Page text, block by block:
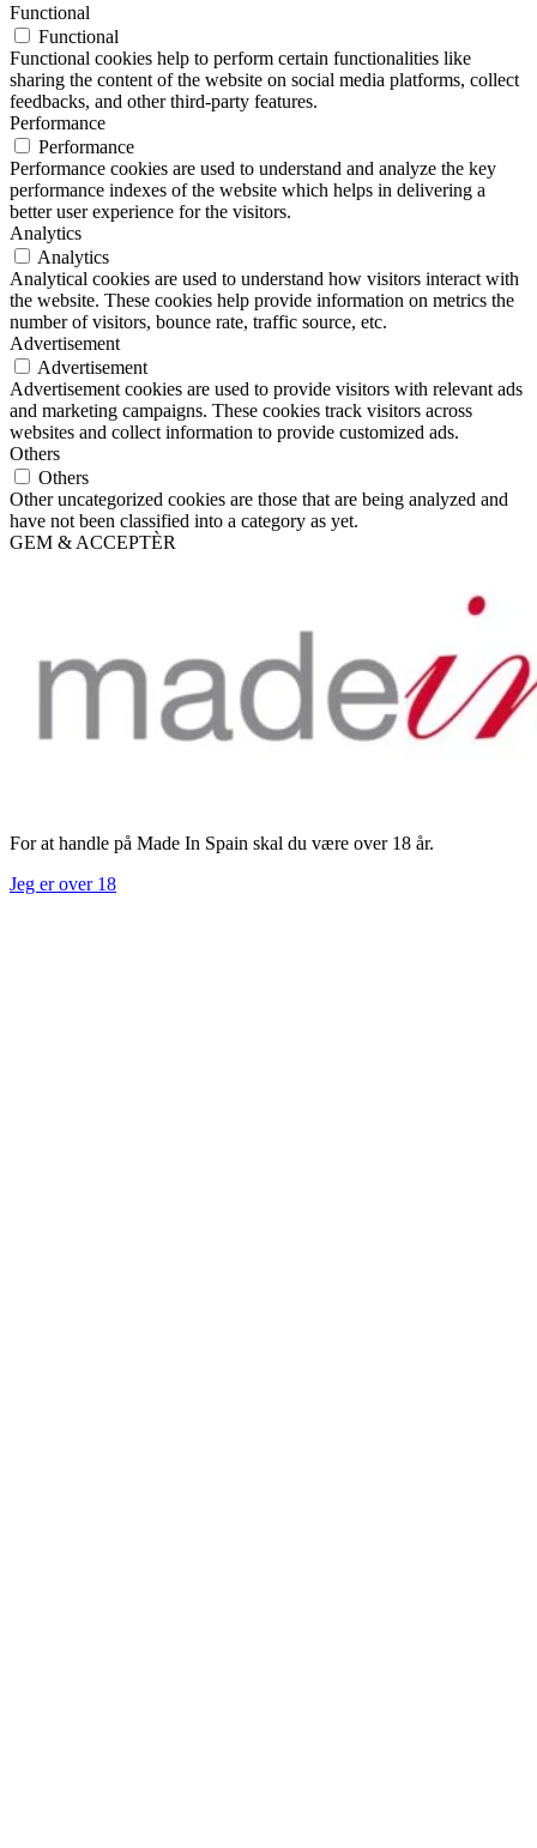
Functional
Functional
Functional cookies help to perform certain functionalities like
sharing the content of the website on social media platforms, collect
feedbacks, and other third-party features.
Performance
Performance
Performance cookies are used to understand and analyze the key
performance indexes of the website which helps in delivering a
better user experience for the visitors.
Analytics
Analytics
Analytical cookies are used to understand how visitors interact with
the website. These cookies help provide information on metrics the
number of visitors, bounce rate, traffic source, etc.
Advertisement
Advertisement
Advertisement cookies are used to provide visitors with relevant ads
and marketing campaigns. These cookies track visitors across
websites and collect information to provide customized ads.
Others
Others
Other uncategorized cookies are those that are being analyzed and
have not been classified into a category as yet.
GEM & ACCEPTÈR
For at handle på Made In Spain skal du være over 18 år.
Jeg er over 18